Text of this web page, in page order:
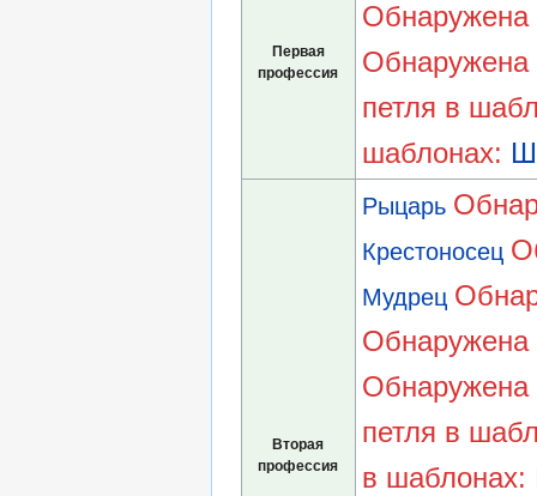
Первая
профессия
петля в
шаблонах:
Вторая
профессия
Рыцарь
Крестоносец
Мудрец
петля в
в шаблонах: